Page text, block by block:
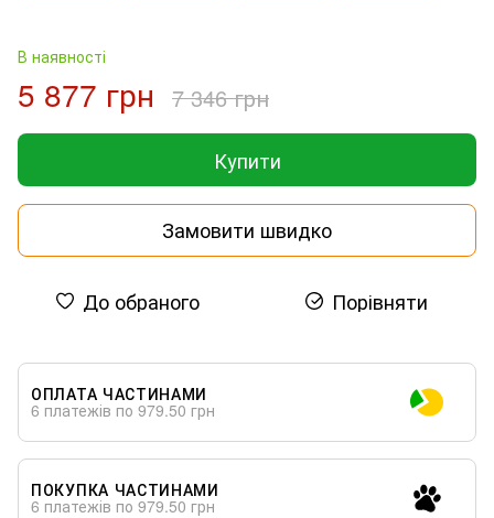
В наявності
5 877 грн 7 346 грн
Купити
Замовити швидко
До обраного Порівняти
ОПЛАТА ЧАСТИНАМИ
6 платежів по 979.50 грн
ПОКУПКА ЧАСТИНАМИ
6 платежів по 979.50 грн